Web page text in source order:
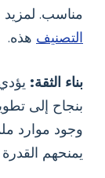
مناسب. لمزيد
التصنيف هذه.
بناء الثقة:
بنجاح إلى
وجود موارد
يمنحهم